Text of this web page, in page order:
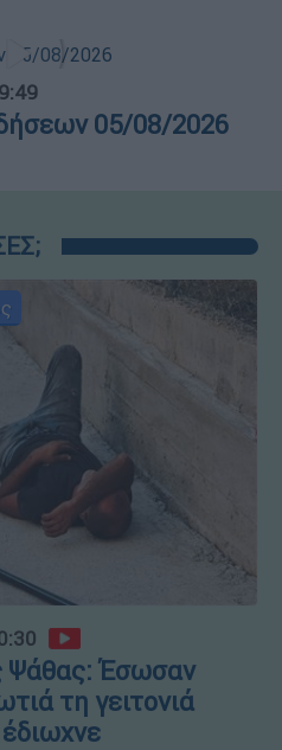
05/08/2026
Ψάθας: Έσωσαν
τη γειτονιά